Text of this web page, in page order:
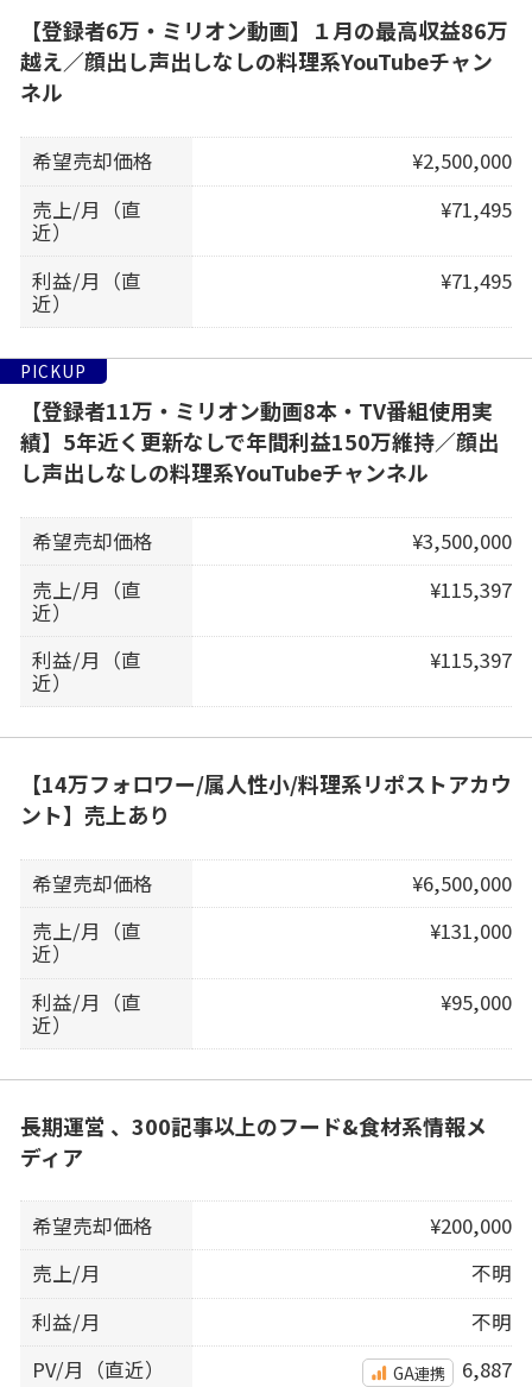
【登録者6万・ミリオン動画】１月の最高収益86万
越え／顔出し声出しなしの料理系YouTubeチャン
ネル
希望売却価格
¥2,500,000
売上/月（直
近）
¥71,495
利益/月（直
近）
¥71,495
PICKUP
【登録者11万・ミリオン動画8本・TV番組使用実
績】5年近く更新なしで年間利益150万維持／顔出
し声出しなしの料理系YouTubeチャンネル
希望売却価格
¥3,500,000
売上/月（直
近）
¥115,397
利益/月（直
近）
¥115,397
【14万フォロワー/属人性小/料理系リポストアカウ
ント】売上あり
希望売却価格
¥6,500,000
売上/月（直
近）
¥131,000
利益/月（直
近）
¥95,000
長期運営 、300記事以上のフード&食材系情報メ
ディア
希望売却価格
¥200,000
売上/月
不明
利益/月
不明
PV/月（直近）
GA連携 6,887